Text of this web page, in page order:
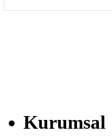
Kurumsal